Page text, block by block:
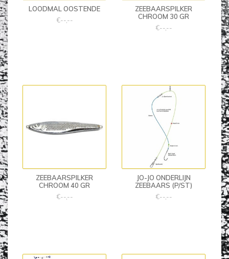
LOODMAL OOSTENDE
€--,--
ZEEBAARSPILKER
CHROOM 30 GR
€--,--
ZEEBAARSPILKER
CHROOM 40 GR
€--,--
JO-JO ONDERLIJN
ZEEBAARS (P/ST)
€--,--